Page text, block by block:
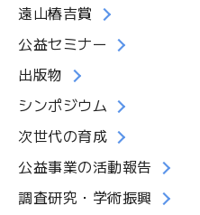
遠山椿吉賞
公益セミナー
出版物
シンポジウム
次世代の育成
公益事業の活動報告
調査研究・学術振興